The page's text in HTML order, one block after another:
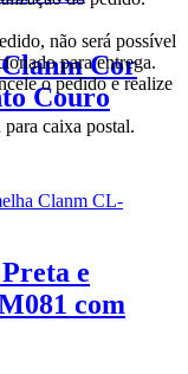
não será possível
para entrega.
o pedido e realize
caixa postal.
Cor
Couro
e
com